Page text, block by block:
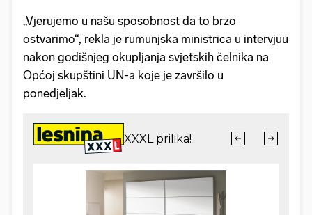
„Vjerujemo u našu sposobnost da to brzo
ostvarimo“, rekla je rumunjska ministrica u intervjuu
nakon godišnjeg okupljanja svjetskih čelnika na
Općoj skupštini UN-a koje je završilo u
ponedjeljak.